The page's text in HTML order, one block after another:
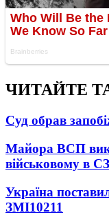
ЧИТАЙТЕ
Суд обрав
Майора ВСП
військовому в
Україна
ЗМІ10211